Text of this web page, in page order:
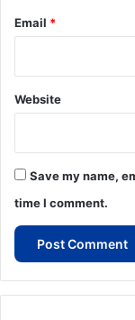
Email *
Website
Save my name,
time I comment.